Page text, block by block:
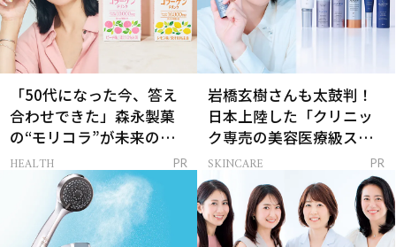
「50代になった今、答え
合わせできた」森永製菓
の“モリコラ”が未来のキ
レイを連れてくる！
HEALTH PR
岩橋玄樹さんも太鼓判！
日本上陸した「クリニッ
ク専売の美容医療級スキ
ンケア」
SKINCARE PR